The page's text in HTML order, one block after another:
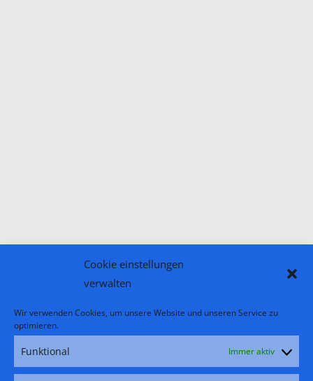
Cookie einstellungen
verwalten
Wir verwenden Cookies, um unsere Website und unseren Service zu
optimieren.
Funktional Immer aktiv